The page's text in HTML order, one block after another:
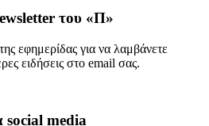
του «Π»
εφημερίδας για να λαμβάνετε
ειδήσεις στο email σας.
social media